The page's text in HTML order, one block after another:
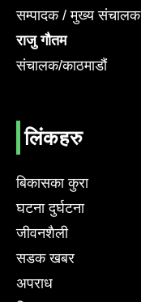
सम्पादक / मुख्य संचालक
राजु गौतम
संचालक/काठमाडौं
लिंकहरु
बिकासका कुरा
घटना दुर्घटना
जीवनशैली
सडक खबर
अपराध